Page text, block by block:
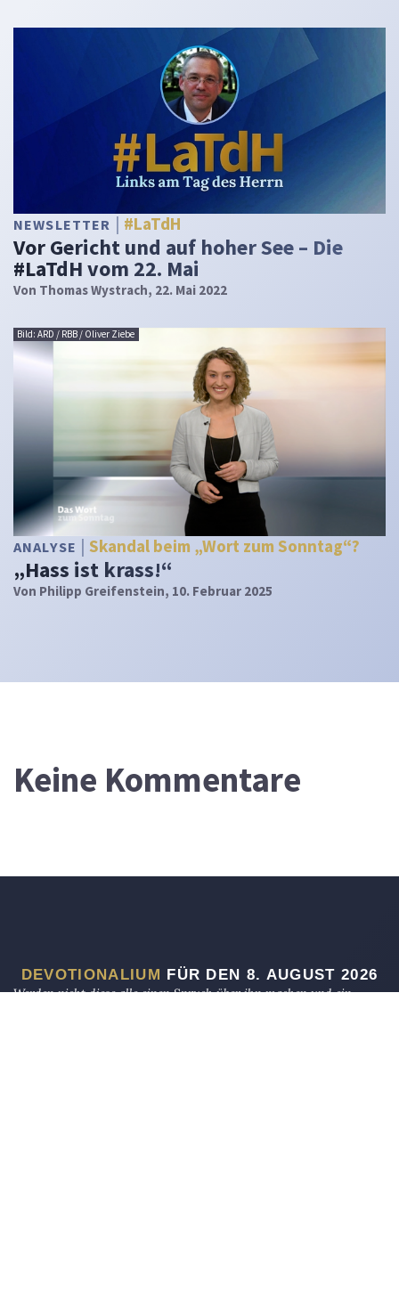
NEWSLETTER #LaTdH
Vor Gericht und auf hoher See – Die
#LaTdH vom 22. Mai
Von Thomas Wystrach, 22. Mai 2022
Bild: ARD / RBB / Oliver Ziebe
ANALYSE Skandal beim „Wort zum Sonntag“?
„Hass ist krass!“
Von Philipp Greifenstein, 10. Februar 2025
Keine Kommentare
DEVOTIONALIUM FÜR DEN 8. AUGUST 2026
Werden nicht diese alle einen Spruch über ihn machen und ein